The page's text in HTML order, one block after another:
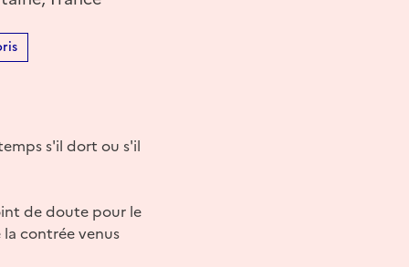
s'il dort ou s'il
de doute pour le
contrée venus